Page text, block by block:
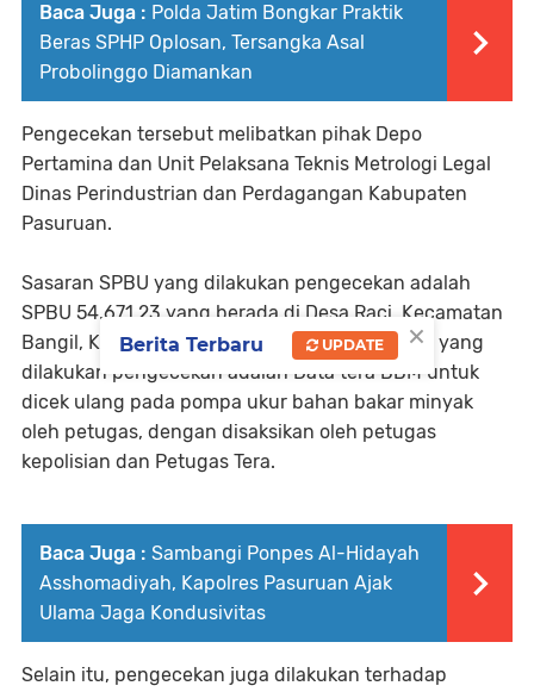
Baca Juga : Polda Jatim Bongkar Praktik
Beras SPHP Oplosan, Tersangka Asal
Probolinggo Diamankan
Pengecekan tersebut melibatkan pihak Depo
Pertamina dan Unit Pelaksana Teknis Metrologi Legal
Dinas Perindustrian dan Perdagangan Kabupaten
Pasuruan.
Sasaran SPBU yang dilakukan pengecekan adalah
SPBU 54.671.23 yang berada di Desa Raci, Kecamatan
Bangil, Kabupaten Pasuruan. Adapun sasaran yang
dilakukan pengecekan adalah Data tera BBM untuk
dicek ulang pada pompa ukur bahan bakar minyak
oleh petugas, dengan disaksikan oleh petugas
kepolisian dan Petugas Tera.
Baca Juga : Sambangi Ponpes Al-Hidayah
Asshomadiyah, Kapolres Pasuruan Ajak
Ulama Jaga Kondusivitas
Selain itu, pengecekan juga dilakukan terhadap
×
Berita Terbaru UPDATE